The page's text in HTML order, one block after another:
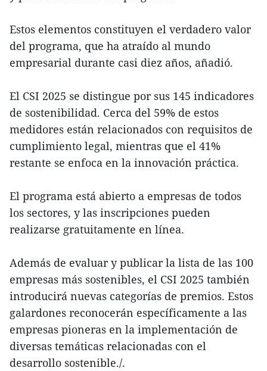
Estos elementos constituyen el verdadero valor
del programa, que ha atraído al mundo
empresarial durante casi diez años, añadió.
El CSI 2025 se distingue por sus 145 indicadores
de sostenibilidad. Cerca del 59% de estos
medidores están relacionados con requisitos de
cumplimiento legal, mientras que el 41%
restante se enfoca en la innovación práctica.
El programa está abierto a empresas de todos
los sectores, y las inscripciones pueden
realizarse gratuitamente en línea.
Además de evaluar y publicar la lista de las 100
empresas más sostenibles, el CSI 2025 también
introducirá nuevas categorías de premios. Estos
galardones reconocerán específicamente a las
empresas pioneras en la implementación de
diversas temáticas relacionadas con el
desarrollo sostenible./.